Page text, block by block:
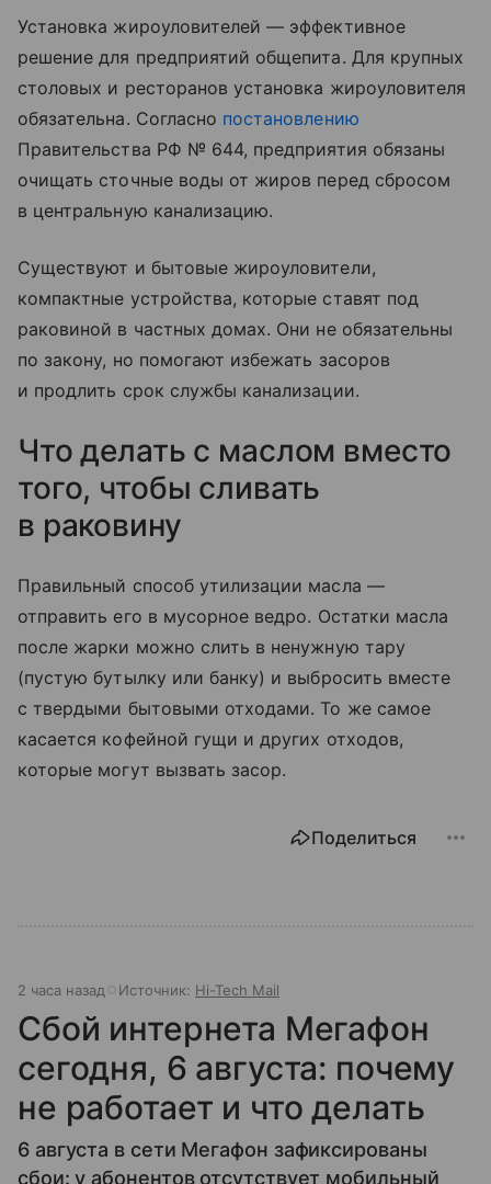
Установка жироуловителей — эффективное
решение для предприятий общепита. Для крупных
столовых и ресторанов установка жироуловителя
обязательна. Согласно постановлению
Правительства РФ № 644, предприятия обязаны
очищать сточные воды от жиров перед сбросом
в центральную канализацию.
Существуют и бытовые жироуловители,
компактные устройства, которые ставят под
раковиной в частных домах. Они не обязательны
по закону, но помогают избежать засоров
и продлить срок службы канализации.
Что делать с маслом вместо
того, чтобы сливать
в раковину
Правильный способ утилизации масла —
отправить его в мусорное ведро. Остатки масла
после жарки можно слить в ненужную тару
(пустую бутылку или банку) и выбросить вместе
с твердыми бытовыми отходами. То же самое
касается кофейной гущи и других отходов,
которые могут вызвать засор.
Поделиться
2 часа назад Источник: Hi-Tech Mail
Сбой интернета Мегафон
сегодня, 6 августа: почему
не работает и что делать
6 августа в сети Мегафон зафиксированы
сбои: у абонентов отсутствует мобильный